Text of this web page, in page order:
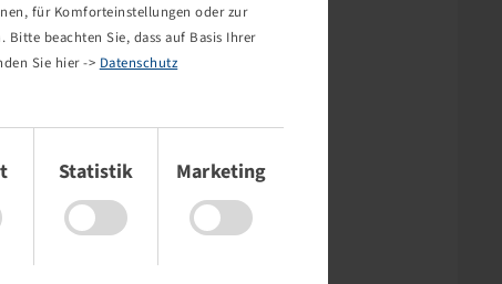
für Komforteinstellungen oder zur
beachten Sie, dass auf Basis Ihrer
Sie hier -> Datenschutz
Statistik Marketing
nicht!